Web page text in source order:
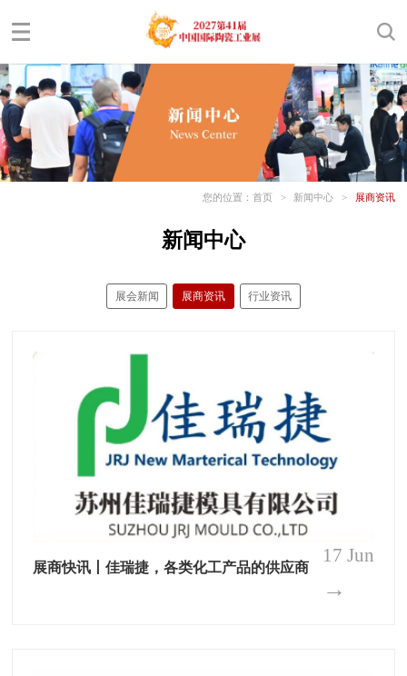
您的位置： 首页 > 新闻中心 > 展商资讯
新闻中心
展会新闻 展商资讯 行业资讯
展商快讯丨佳瑞捷，各类化工产品的供应商
17 Jun
→